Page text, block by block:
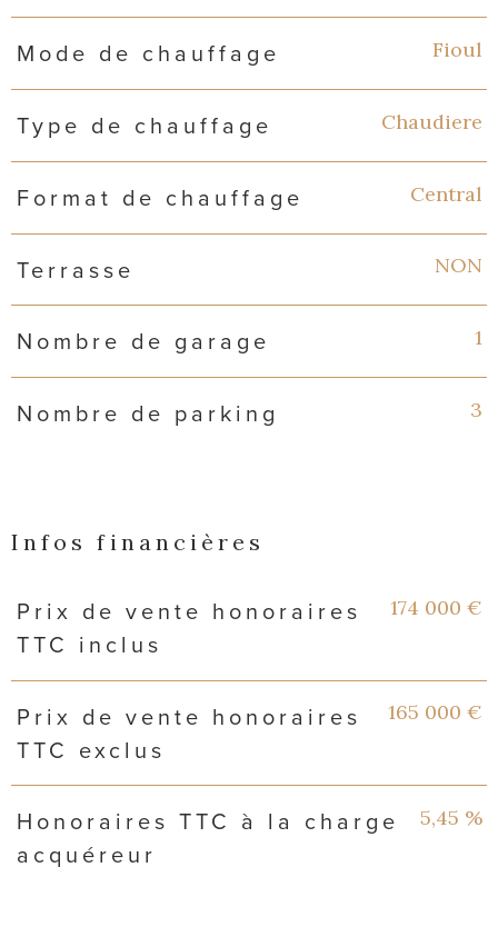
Mode de chauffage Fioul
Type de chauffage Chaudiere
Format de chauffage Central
Terrasse NON
Nombre de garage 1
Nombre de parking 3
Infos financières
Caractéristiques Valeurs
Prix de vente honoraires
TTC inclus
174 000 €
Prix de vente honoraires
TTC exclus
165 000 €
Honoraires TTC à la charge
acquéreur
5,45 %